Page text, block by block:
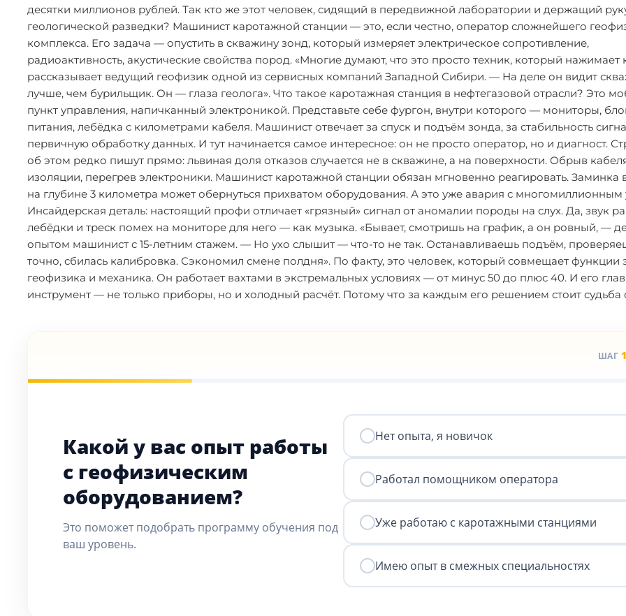
десятки миллионов рублей. Так кто же этот человек, сидящий в передвижной лаборатории и держащий
геологической разведки? Машинист каротажной станции — это, если честно, оператор сложнейшего
комплекса. Его задача — опустить в скважину зонд, который измеряет электрическое сопротивление,
радиоактивность, акустические свойства пород. «Многие думают, что это просто техник, который
рассказывает ведущий геофизик одной из сервисных компаний Западной Сибири. — На деле он видит
лучше, чем бурильщик. Он — глаза геолога». Что такое каротажная станция в нефтегазовой отрасли? Это
пункт управления, напичканный электроникой. Представьте себе фургон, внутри которого — мониторы,
питания, лебёдка с километрами кабеля. Машинист отвечает за спуск и подъём зонда, за стабильность
первичную обработку данных. И тут начинается самое интересное: он не просто оператор, но и диагност.
об этом редко пишут прямо: львиная доля отказов случается не в скважине, а на поверхности. Обрыв
изоляции, перегрев электроники. Машинист каротажной станции обязан мгновенно реагировать. Заминка
на глубине 3 километра может обернуться прихватом оборудования. А это уже авария с
Инсайдерская деталь: настоящий профи отличает «грязный» сигнал от аномалии породы на слух. Да, звук
лебёдки и треск помех на мониторе для него — как музыка. «Бывает, смотришь на график, а он ровный, —
опытом машинист с 15-летним стажем. — Но ухо слышит — что-то не так. Останавливаешь подъём,
точно, сбилась калибровка. Сэкономил смене полдня». По факту, это человек, который совмещает функции
геофизика и механика. Он работает вахтами в экстремальных условиях — от минус 50 до плюс 40. И его
инструмент — не только приборы, но и холодный расчёт. Потому что за каждым его решением стоит судьба
ШАГ 1
Какой у вас опыт работы
с геофизическим
оборудованием?
Это поможет подобрать программу обучения под
ваш уровень.
Нет опыта, я новичок
Работал помощником оператора
Уже работаю с каротажными станциями
Имею опыт в смежных специальностях